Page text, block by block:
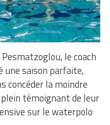
le coach
une saison parfaite,
concéder la moindre
témoignant de leur
sur le waterpolo